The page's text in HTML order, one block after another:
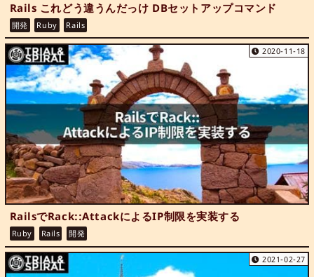
Rails これどう違うんだっけ DBセットアップコマンド
開発 Ruby Rails
2020-11-18
RailsでRack::AttackによるIP制限を実装する
Ruby Rails 開発
2021-02-27